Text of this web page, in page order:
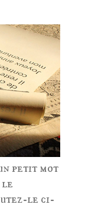
petit mot
le
le ci-